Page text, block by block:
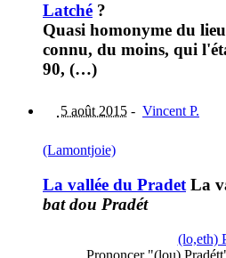
Latché ?
Quasi homonyme du
connu, du moins, qui
90, (…)
5 août 2015 - Vincent P.
(Lamontjoie)
La vallée du Pradet La
bat dou Pradét
(lo,eth)
Prononcer "(lou)